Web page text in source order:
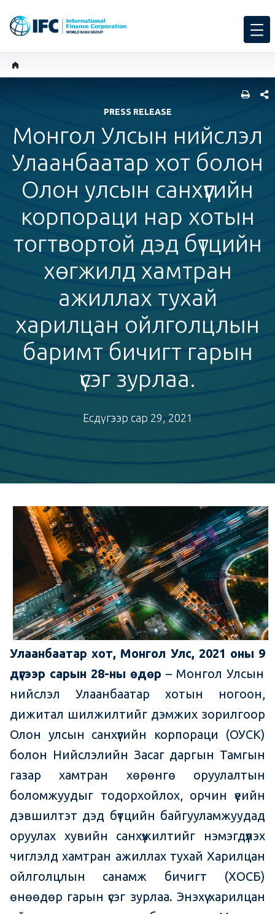
PRESS RELEASE
Монгол Улсын нийслэл
Улаанбаатар хот болон
Олон улсын санхүүгийн
корпораци нар хотын
тогтвортой дэд бүтцийн
хөгжилд хамтран
ажиллах тухай
харилцан ойлголцлын
баримт бичигт гарын
үсэг зурлаа.
Есдүгээр сар 29, 2021
Улаанбаатар хот, Монгол Улс, 2021 оны 9
дүгээр сарын 28-ны өдөр – Монгол Улсын
нийслэл Улаанбаатар хотын ногоон,
дижитал шилжилтийг дэмжих зорилгоор
Олон улсын санхүүгийн корпораци (ОУСК)
болон Нийслэлийн Засаг даргын Тамгын
газар хамтран хөрөнгө оруулалтын
боломжуудыг тодорхойлох, орчин үеийн
дэвшилтэт дэд бүтцийн байгууламжуудад
оруулах хувийн санхүүжилтийг нэмэгдүүлэх
чиглэлд хамтран ажиллах тухай Харилцан
ойлголцлын санамж бичигт (ХОСБ)
өнөөдөр гарын үсэг зурлаа. Энэхүү харилцан